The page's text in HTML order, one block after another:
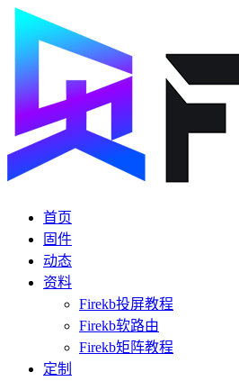
首页
固件
动态
资料
Firekb投屏教程
Firekb软路由
Firekb矩阵教程
定制